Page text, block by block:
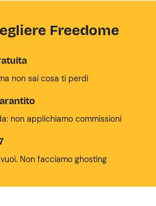
Freedome
non sai cosa ti perdi
non applichiamo commissioni
Non facciamo ghosting